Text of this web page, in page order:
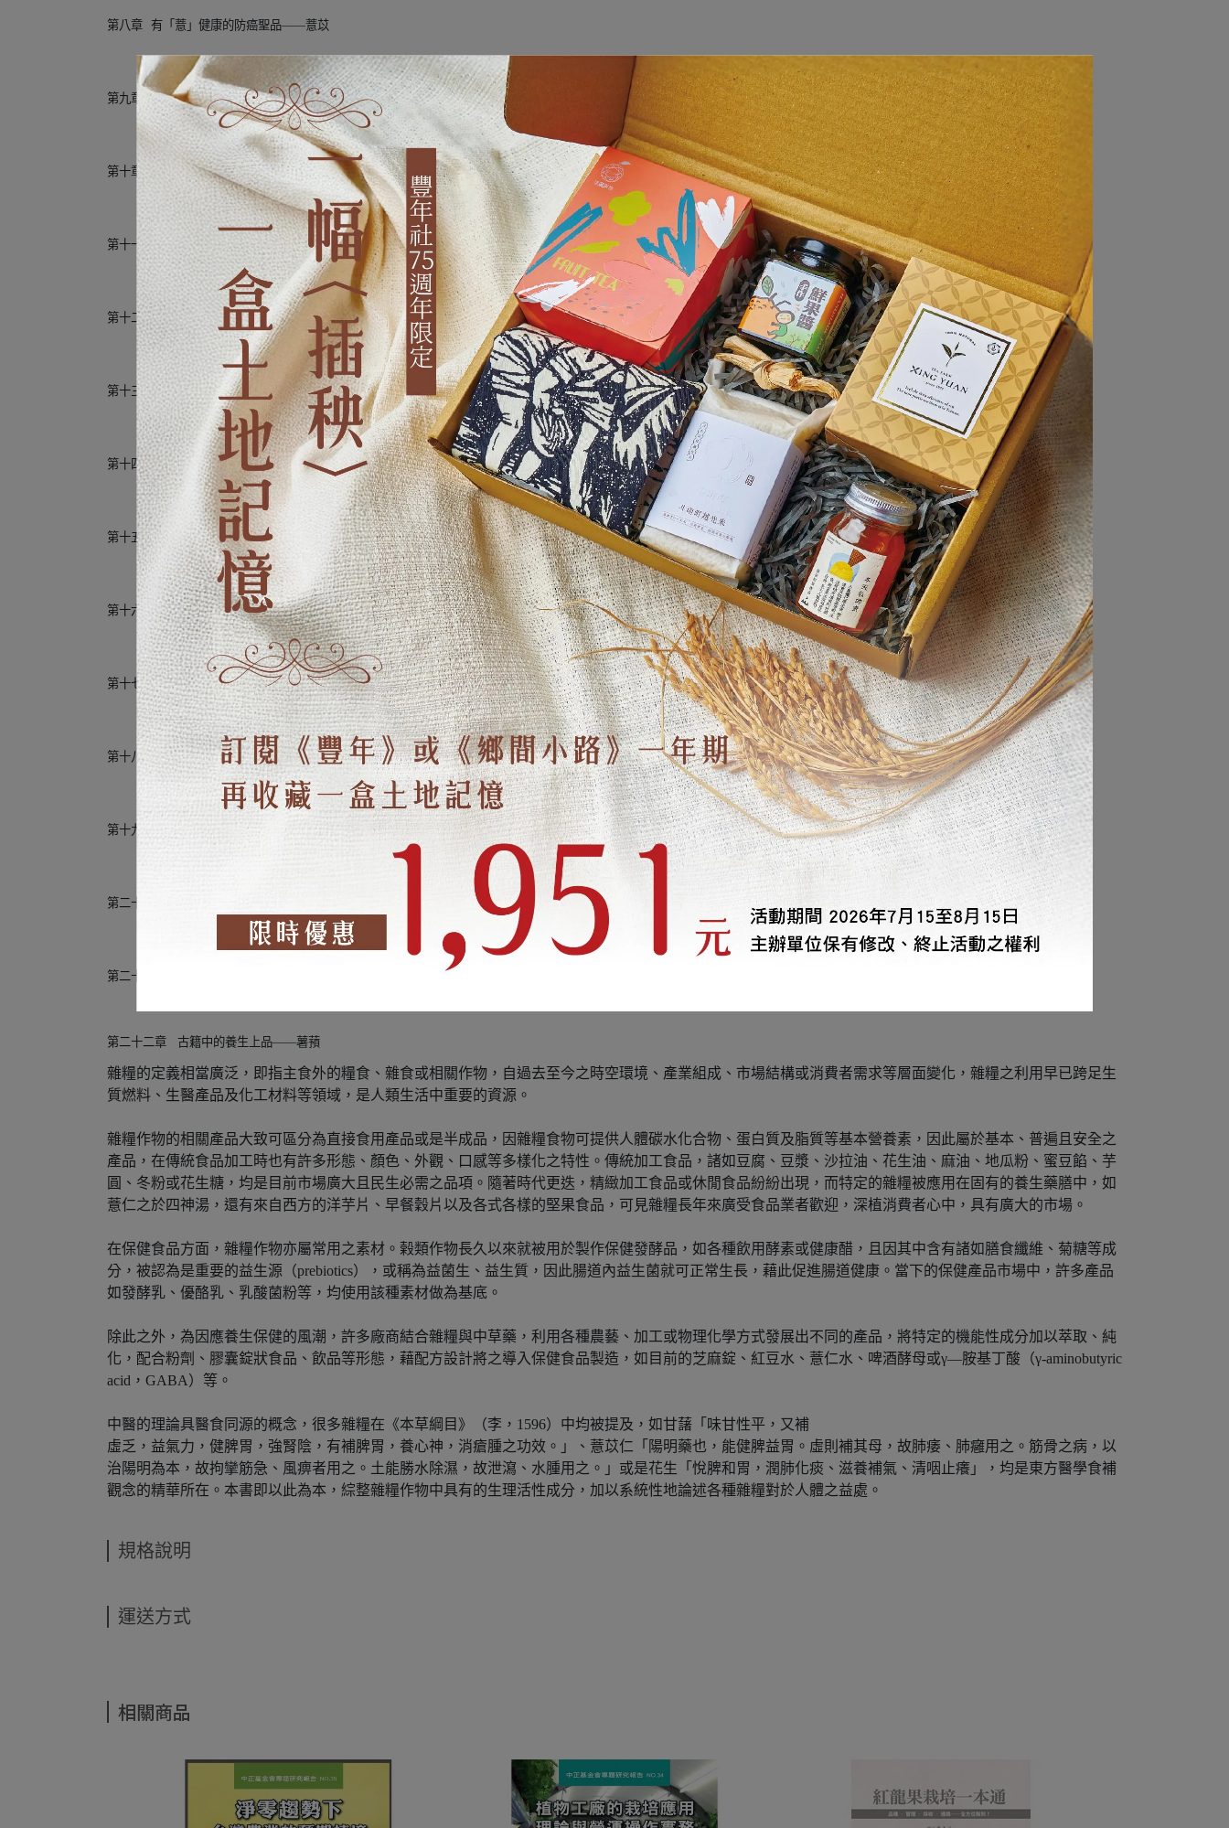
第八章 有「薏」健康的防癌聖品——薏苡
第九章 糧荒救世主——蕎麥
第十章 臺灣限定的穀物紅寶石——臺灣藜
第十一章 曾被遺忘的超級食物——藜麥
第十二章 來自南美的超級穀王——莧穀
第十三章 應用層面最廣的超級食物——大豆
第十四章 風靡全台的穀物人氣王——落花生
第十五章 富含鐵質的補血聖品——紅豆
第十六章 最佳親「膳」大使——綠豆
第十七章 窮人的肉類——樹豆
第十八章 香味四溢的滋補聖品——胡麻
第十九章 全身是寶的超級食物——甘藷
第二十章
第二十一章
第二十二章 古籍中的養生上品——薯蕷
雜糧的定義相當廣泛，即指主食外的糧食、雜食或相關作物，自過去至今之時空環境、產業組成、市場結構或消費者需求等層面變化，雜糧之利用早已跨足生
質燃料、生醫產品及化工材料等領域，是人類生活中重要的資源。
雜糧作物的相關產品大致可區分為直接食用產品或是半成品，因雜糧食物可提供人體碳水化合物、蛋白質及脂質等基本營養素，因此屬於基本、普遍且安全之
產品，在傳統食品加工時也有許多形態、顏色、外觀、口感等多樣化之特性。傳統加工食品，諸如豆腐、豆漿、沙拉油、花生油、麻油、地瓜粉、蜜豆餡、芋
圓、冬粉或花生糖，均是目前市場廣大且民生必需之品項。隨著時代更迭，精緻加工食品或休閒食品紛紛出現，而特定的雜糧被應用在固有的養生藥膳中，如
薏仁之於四神湯，還有來自西方的洋芋片、早餐穀片以及各式各樣的堅果食品，可見雜糧長年來廣受食品業者歡迎，深植消費者心中，具有廣大的市場。
在保健食品方面，雜糧作物亦屬常用之素材。榖類作物長久以來就被用於製作保健發酵品，如各種飲用酵素或健康醋，且因其中含有諸如膳食纖維、菊糖等成
分，被認為是重要的益生源（prebiotics），或稱為益菌生、益生質，因此腸道內益生菌就可正常生長，藉此促進腸道健康。當下的保健產品市場中，許多產品
如發酵乳、優酪乳、乳酸菌粉等，均使用該種素材做為基底。
除此之外，為因應養生保健的風潮，許多廠商結合雜糧與中草藥，利用各種農藝、加工或物理化學方式發展出不同的產品，將特定的機能性成分加以萃取、純
化，配合粉劑、膠囊錠狀食品、飲品等形態，藉配方設計將之導入保健食品製造，如目前的芝麻錠、紅豆水、薏仁水、啤酒酵母或γ—胺基丁酸（γ-aminobutyric
acid，GABA）等。
中醫的理論具醫食同源的概念，很多雜糧在《本草綱目》（李，1596）中均被提及，如甘藷「味甘性平，又補
虛乏，益氣力，健脾胃，強腎陰，有補脾胃，養心神，消瘡腫之功效。」、薏苡仁「陽明藥也，能健脾益胃。虛則補其母，故肺痿、肺癰用之。筋骨之病，以
治陽明為本，故拘攣筋急、風痹者用之。土能勝水除濕，故泄瀉、水腫用之。」或是花生「悅脾和胃，潤肺化痰、滋養補氣、清咽止癢」，均是東方醫學食補
觀念的精華所在。本書即以此為本，綜整雜糧作物中具有的生理活性成分，加以系統性地論述各種雜糧對於人體之益處。
規格說明
運送方式
相關商品